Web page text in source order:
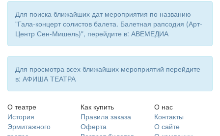
Для поиска ближайших дат мероприятия по названию
"Гала-концерт солистов балета. Балетная рапсодия (Арт-
Центр Сен-Мишель)", перейдите в: АВЕМЕДИА
Для просмотра всех ближайших мероприятий перейдите
в: АФИША ТЕАТРА
О театре
История
Эрмитажного
Как купить
Правила заказа
Оферта
О нас
Контакты
О сайте